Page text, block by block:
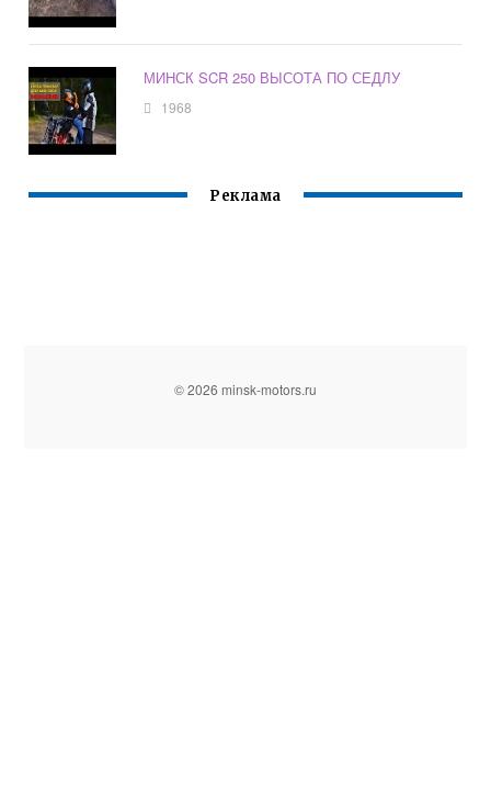
МИНСК SCR 250 ВЫСОТА ПО СЕДЛУ
1968
Реклама
© 2026 minsk-motors.ru